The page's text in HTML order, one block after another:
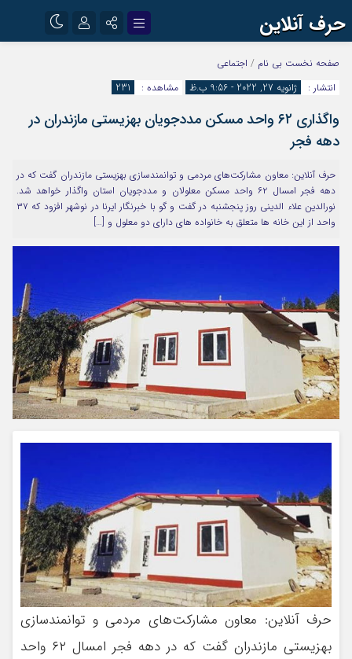
حرف آنلاین
اینستاگرام
آپارات
رمز عبور
مرا به خاطر بسپار
صفحه نخست بی نام / اجتماعی
انتشار :
ژانویه 27, 2022 - 9:56 ب.ظ مشاهده : 231
واگذاری ۶۲ واحد مسکن مددجویان بهزیستی مازندران در
دهه فجر
حرف آنلاین: معاون مشارکت‌های مردمی و توانمندسازی بهزیستی مازندران گفت که در
دهه فجر امسال ۶۲ واحد مسکن معلولان و مددجویان استان واگذار خواهد شد.
نورالدین علاء الدینی روز پنجشنبه در گفت و گو با خبرنگار ایرنا در نوشهر افزود که ۳۷
واحد از این خانه ها متعلق به خانواده های دارای دو معلول و […]
حرف آنلاین: معاون مشارکت‌های مردمی و توانمندسازی
بهزیستی مازندران گفت که در دهه فجر امسال ۶۲ واحد